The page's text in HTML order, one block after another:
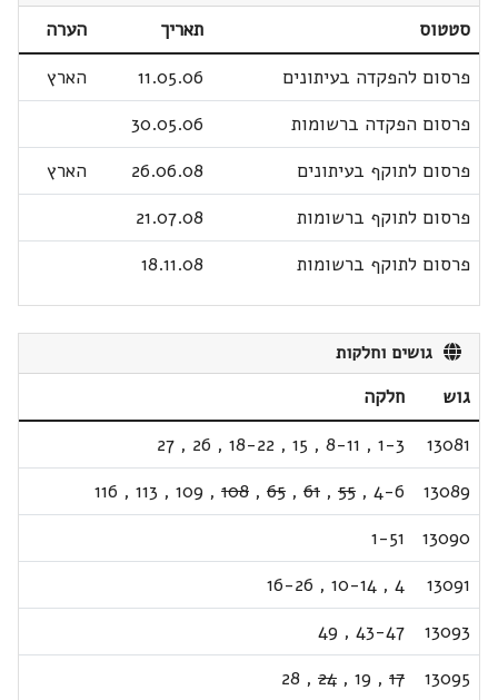
סטטוס תאריך
הערה
פרסום להפקדה בעיתונים
11.05.06
הארץ
פרסום הפקדה ברשומות
30.05.06
פרסום לתוקף בעיתונים
26.06.08
הארץ
פרסום לתוקף ברשומות
21.07.08
פרסום לתוקף ברשומות
18.11.08
גושים וחלקות
גוש
חלקה
13081
1-3
,
8-11
,
15
,
18-22
,
26
,
27
13089
4-6
,
55
,
61
,
65
,
108
,
109
,
113
,
116
13090
1-51
13091
4
,
10-14
,
16-26
13093
43-47
,
49
13095
17
,
19
,
24
,
28